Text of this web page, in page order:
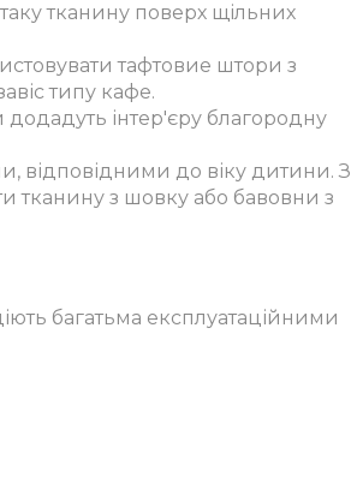
тканину поверх щільних
тафтовие штори з
типу кафе.
інтер'єру благородну
відповідними до віку дитини. З
тканину з шовку або бавовни з
багатьма експлуатаційними